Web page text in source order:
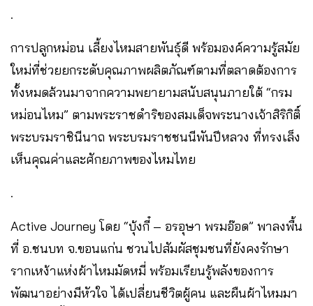
.
การปลูกหม่อน เลี้ยงไหมสายพันธุ์ดี พร้อมองค์ความรู้สมัย
ใหม่ที่ช่วยยกระดับคุณภาพผลิตภัณฑ์ตามที่ตลาดต้องการ
ทั้งหมดล้วนมาจากความพยายามสนับสนุนภายใต้ “กรม
หม่อนไหม” ตามพระราชดำริของสมเด็จพระนางเจ้าสิริกิติ์
พระบรมราชินีนาถ พระบรมราชชนนีพันปีหลวง ที่ทรงเล็ง
เห็นคุณค่าและศักยภาพของไหมไทย
.
Active Journey โดย “บุ้งกี๋ – อรอุษา พรมอ๊อด” พาลงพื้น
ที่ อ.ชนบท จ.ขอนแก่น ชวนไปสัมผัสชุมชนที่ยังคงรักษา
รากเหง้าแห่งผ้าไหมมัดหมี่ พร้อมเรียนรู้พลังของการ
พัฒนาอย่างมีหัวใจ ได้เปลี่ยนชีวิตผู้คน และผืนผ้าไหมมา